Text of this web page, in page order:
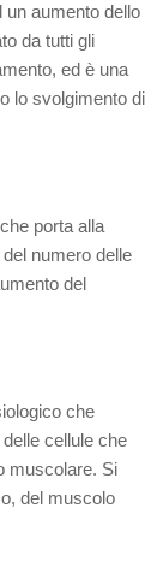
un aumento dello
da tutti gli
ed è una
lo svolgimento di
porta alla
numero delle
del
che
delle cellule che
muscolare. Si
del muscolo